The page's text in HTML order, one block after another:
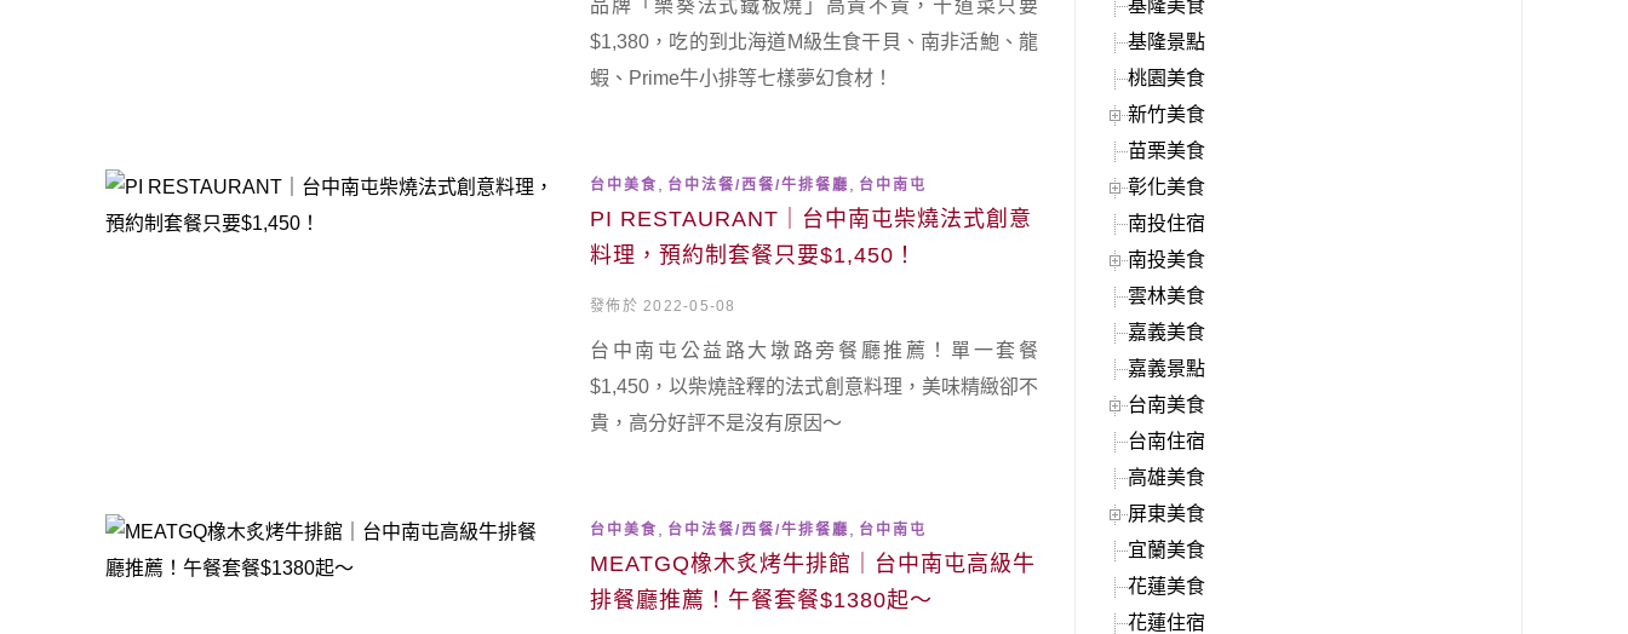
品牌「樂葵法式鐵板燒」高貴不貴，十道菜只要
$1,380，吃的到北海道M級生食干貝、南非活鮑、龍
蝦、Prime牛小排等七樣夢幻食材！
台中美食 台中法餐/西餐/牛排餐廳 台中南屯
PI RESTAURANT｜台中南屯柴燒法式創意
料理，預約制套餐只要$1,450！
發佈於 2022-05-08
台中南屯公益路大墩路旁餐廳推薦！單一套餐
$1,450，以柴燒詮釋的法式創意料理，美味精緻卻不
貴，高分好評不是沒有原因～
台中美食 台中法餐/西餐/牛排餐廳 台中南屯
MEATGQ橡木炙烤牛排館｜台中南屯高級牛
排餐廳推薦！午餐套餐$1380起～
基隆美食
基隆景點
桃園美食
新竹美食
苗栗美食
彰化美食
南投住宿
南投美食
雲林美食
嘉義美食
嘉義景點
台南美食
台南住宿
高雄美食
屏東美食
宜蘭美食
花蓮美食
花蓮住宿